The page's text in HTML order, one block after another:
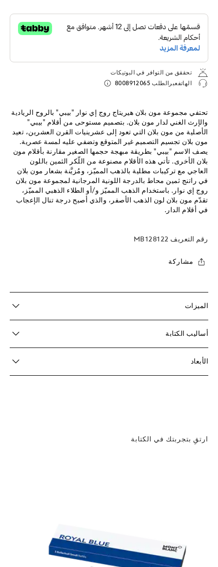
تحققق من التوافر في البوتيكات
الهاتفعبرالطلب 8008912065
تحتفي مجموعة مون بلان هيريتاج روج إي نوار "بيبي" بالروح الريادية
والإرث الغني لدار مون بلان. بتصميم مستوحى من أقلام "بيبي"
الأصلية من مون بلان التي تعود إلى عشرينيات القرن العشرين، تعيد
مون بلان تجسيم التصميم غير المتوقع وتضفي عليه لمسة عصرية.
يصف الاسم "بيبي" بطريقة مبهجة حجمها الصغير مقارنة بأقلام مون
بلان الأخرى. تأتي هذه الأقلام مصنوعة من اللّكر الثمين باللون
العاجي مع تركيبات مطلية بالذهب المميّز، ومُزيَّنة بشعار مون بلان
في راتنج ثمين محاط بالدرجة اللونية المرجانية لمجموعة مون بلان
روج إي نوار. باستخدام الذهب المميّز و/أو الطلاء الذهبي المميّز،
تقدّم مون بلان لون الذهب الأصفر، والذي أصبح درجة تنال الإعجاب
في أقلام الدار.
رقم التعريف MB128122
مشاركة
الميزات
أساليب الكتابة
الأبعاد
ارتقِ بتجربتك في الكتابة